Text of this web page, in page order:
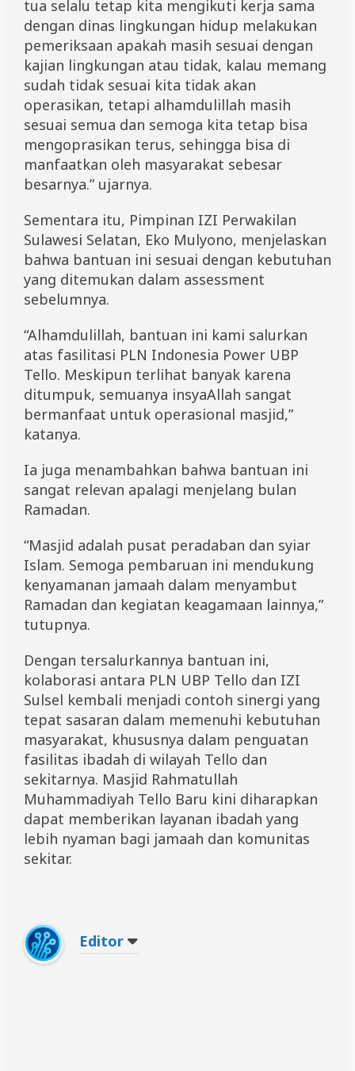
tua selalu tetap kita mengikuti kerja sama
dengan dinas lingkungan hidup melakukan
pemeriksaan apakah masih sesuai dengan
kajian lingkungan atau tidak, kalau memang
sudah tidak sesuai kita tidak akan
operasikan, tetapi alhamdulillah masih
sesuai semua dan semoga kita tetap bisa
mengoprasikan terus, sehingga bisa di
manfaatkan oleh masyarakat sebesar
besarnya.” ujarnya.
Sementara itu, Pimpinan IZI Perwakilan
Sulawesi Selatan, Eko Mulyono, menjelaskan
bahwa bantuan ini sesuai dengan kebutuhan
yang ditemukan dalam assessment
sebelumnya.
“Alhamdulillah, bantuan ini kami salurkan
atas fasilitasi PLN Indonesia Power UBP
Tello. Meskipun terlihat banyak karena
ditumpuk, semuanya insyaAllah sangat
bermanfaat untuk operasional masjid,”
katanya.
Ia juga menambahkan bahwa bantuan ini
sangat relevan apalagi menjelang bulan
Ramadan.
“Masjid adalah pusat peradaban dan syiar
Islam. Semoga pembaruan ini mendukung
kenyamanan jamaah dalam menyambut
Ramadan dan kegiatan keagamaan lainnya,”
tutupnya.
Dengan tersalurkannya bantuan ini,
kolaborasi antara PLN UBP Tello dan IZI
Sulsel kembali menjadi contoh sinergi yang
tepat sasaran dalam memenuhi kebutuhan
masyarakat, khususnya dalam penguatan
fasilitas ibadah di wilayah Tello dan
sekitarnya. Masjid Rahmatullah
Muhammadiyah Tello Baru kini diharapkan
dapat memberikan layanan ibadah yang
lebih nyaman bagi jamaah dan komunitas
sekitar.
Editor